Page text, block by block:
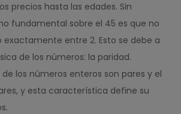
precios hasta las edades. Sin
fundamental sobre el 45 es que no
exactamente entre 2. Esto se debe a
de los números: la paridad.
de los números enteros son pares y el
y esta característica define su